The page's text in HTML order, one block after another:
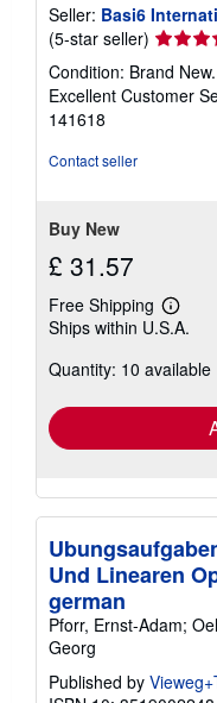
Seller: Basi6
(5-star seller) Seller
rating
5
out
Condition: Brand
Excellent Customer
141618
Contact seller
Buy New
£ 31.57
Free Shipping
Learn
more
shipping
Ships within U.S.A.
Quantity: 10 available
Und Linearen
german
Pforr, Ernst-Adam;
Georg
Published by